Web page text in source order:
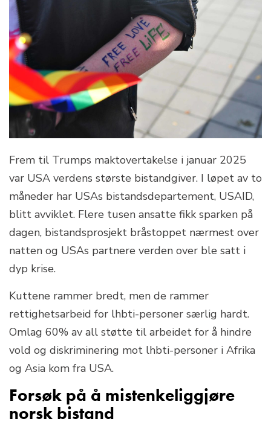
Frem til Trumps maktovertakelse i januar 2025
var USA verdens største bistandgiver. I løpet av to
måneder har USAs bistandsdepartement, USAID,
blitt avviklet. Flere tusen ansatte fikk sparken på
dagen, bistandsprosjekt bråstoppet nærmest over
natten og USAs partnere verden over ble satt i
dyp krise.
Kuttene rammer bredt, men de rammer
rettighetsarbeid for lhbti-personer særlig hardt.
Omlag 60% av all støtte til arbeidet for å hindre
vold og diskriminering mot lhbti-personer i Afrika
og Asia kom fra USA.
Forsøk på å mistenkeliggjøre
norsk bistand